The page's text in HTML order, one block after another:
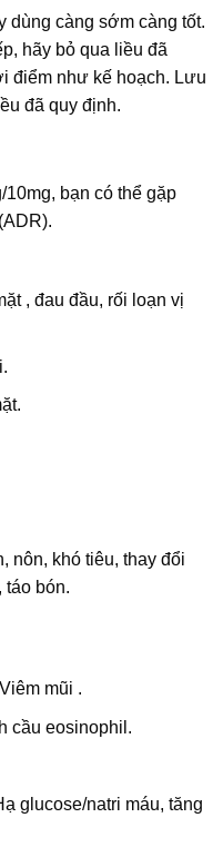
dùng càng sớm càng tốt.
hãy bỏ qua liều đã
điểm như kế hoạch. Lưu
đã quy định.
bạn có thể gặp
, đau đầu, rối loạn vị
nôn, khó tiêu, thay đổi
táo bón.
mũi .
cầu eosinophil.
glucose/natri máu, tăng